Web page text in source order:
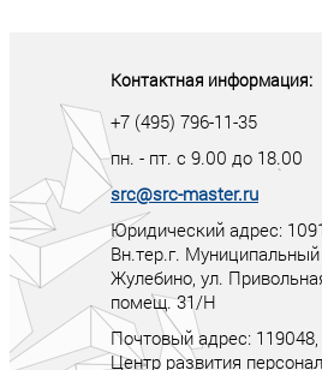
Контактная информация:
+7 (495) 796-11-35
пн. - пт. с 9.00 до 18.00
src@src-master.ru
Юридический адрес:
Вн.тер.г.
Жулебино, ул.
помещ. 31/Н
Почтовый адрес: 119048,
Центр развития